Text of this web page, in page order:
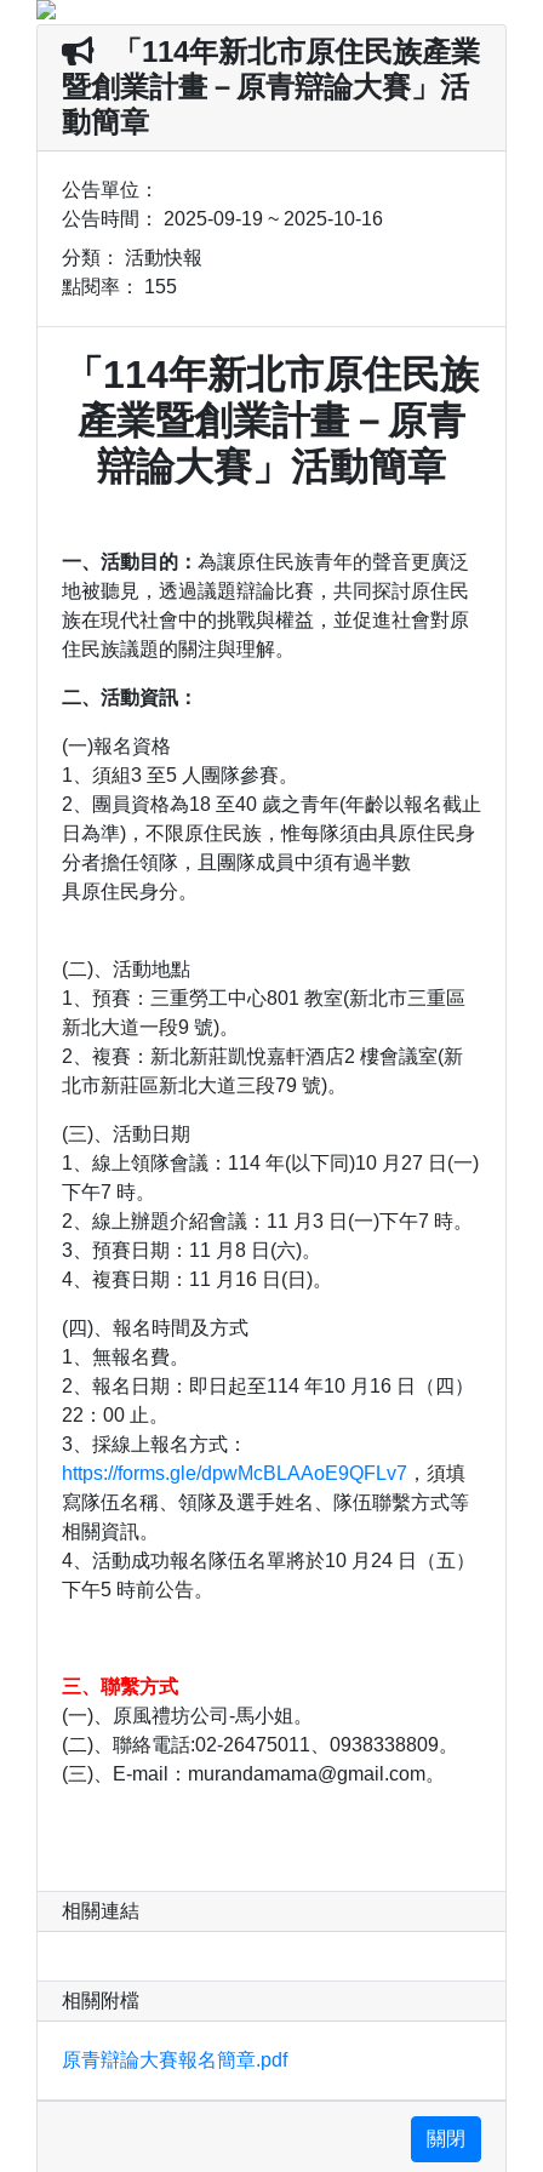
「114年新北市原住民族產業
暨創業計畫－原青辯論大賽」活
動簡章
公告單位：
公告時間： 2025-09-19 ~ 2025-10-16
分類： 活動快報
點閱率： 155
「114年新北市原住民族
產業暨創業計畫－原青
辯論大賽」活動簡章
一、活動目的： 為讓原住民族青年的聲音更廣泛
地被聽見，透過議題辯論比賽，共同探討原住民
族在現代社會中的挑戰與權益，並促進社會對原
住民族議題的關注與理解。
二、 活動資訊：
(一)報名資格
1、須組3 至5 人團隊參賽。
2、團員資格為18 至40 歲之青年(年齡以報名截止
日為準)，不限原住民族，惟每隊須由具原住民身
分者擔任領隊，且團隊成員中須有過半數
具原住民身分。
(二)、活動地點
1、預賽：三重勞工中心801 教室(新北市三重區
新北大道一段9 號)。
2、複賽：新北新莊凱悅嘉軒酒店2 樓會議室(新
北市新莊區新北大道三段79 號)。
(三)、活動日期
1、線上領隊會議：114 年(以下同)10 月27 日(一)
下午7 時。
2、線上辦題介紹會議：11 月3 日(一)下午7 時。
3、預賽日期：11 月8 日(六)。
4、複賽日期：11 月16 日(日)。
(四)、報名時間及方式
1、無報名費。
2、報名日期：即日起至114 年10 月16 日（四）
22：00 止。
3、採線上報名方式：
https://forms.gle/dpwMcBLAAoE9QFLv7 ，須填
寫隊伍名稱、領隊及選手姓名、隊伍聯繫方式等
相關資訊。
4、活動成功報名隊伍名單將於10 月24 日（五）
下午5 時前公告。
三、聯繫方式
(一)、原風禮坊公司-馬小姐。
(二)、聯絡電話:02-26475011、0938338809。
(三)、E-mail：murandamama@gmail.com。
相關連結
相關附檔
原青辯論大賽報名簡章.pdf